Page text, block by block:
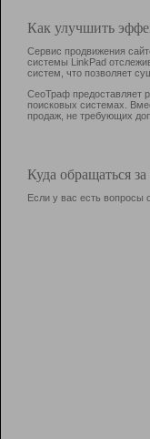
Как улучшить
Сервис продвижения
системы LinkPad
систем, что позволяет
СеоТраф предоставляет
поисковых системах.
продаж, не требующих
Куда обращаться
Если у вас есть вопросы